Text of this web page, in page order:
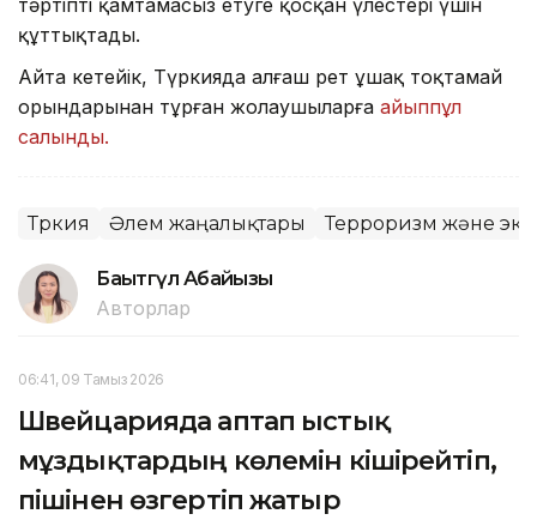
тәртіпті қамтамасыз етуге қосқан үлестері үшін
құттықтады.
Айта кетейік, Түркияда алғаш рет ұшақ тоқтамай
орындарынан тұрған жолаушыларға айыппұл
салынды.
Түркия Әлем жаңалықтары Терроризм және
Бақытгүл Абайқызы
Авторлар
06:41, 09 Тамыз 2026
Швейцарияда аптап ыстық
мұздықтардың көлемін кішірейтіп,
пішінен өзгертіп жатыр